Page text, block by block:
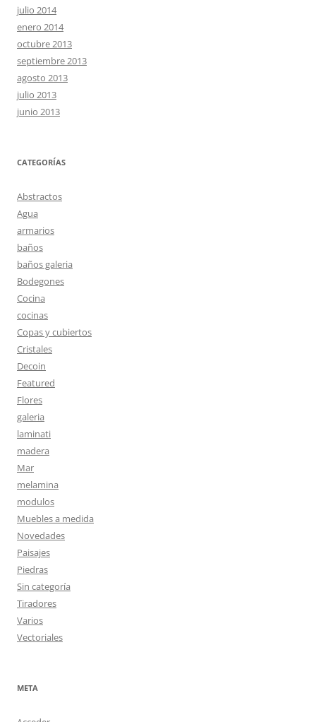
julio 2014
enero 2014
octubre 2013
septiembre 2013
agosto 2013
julio 2013
junio 2013
CATEGORÍAS
Abstractos
Agua
armarios
baños
baños galeria
Bodegones
Cocina
cocinas
Copas y cubiertos
Cristales
Decoin
Featured
Flores
galeria
laminati
madera
Mar
melamina
modulos
Muebles a medida
Novedades
Paisajes
Piedras
Sin categoría
Tiradores
Varios
Vectoriales
META